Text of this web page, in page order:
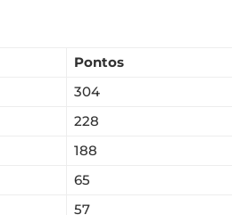
Pontos
304
228
188
65
57